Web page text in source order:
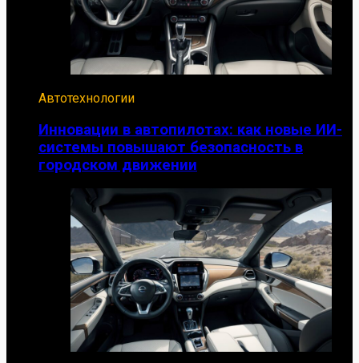
Автотехнологии
Инновации в автопилотах: как новые ИИ-
системы повышают безопасность в
городском движении